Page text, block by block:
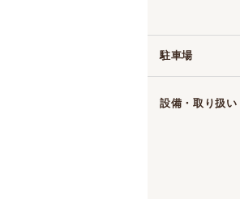
駐車場
設備・取り扱い